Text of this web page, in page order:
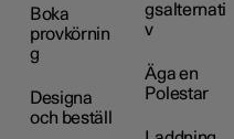
Boka
provkörnin
g
Designa
och beställ
gsalternati
v
Äga en
Polestar